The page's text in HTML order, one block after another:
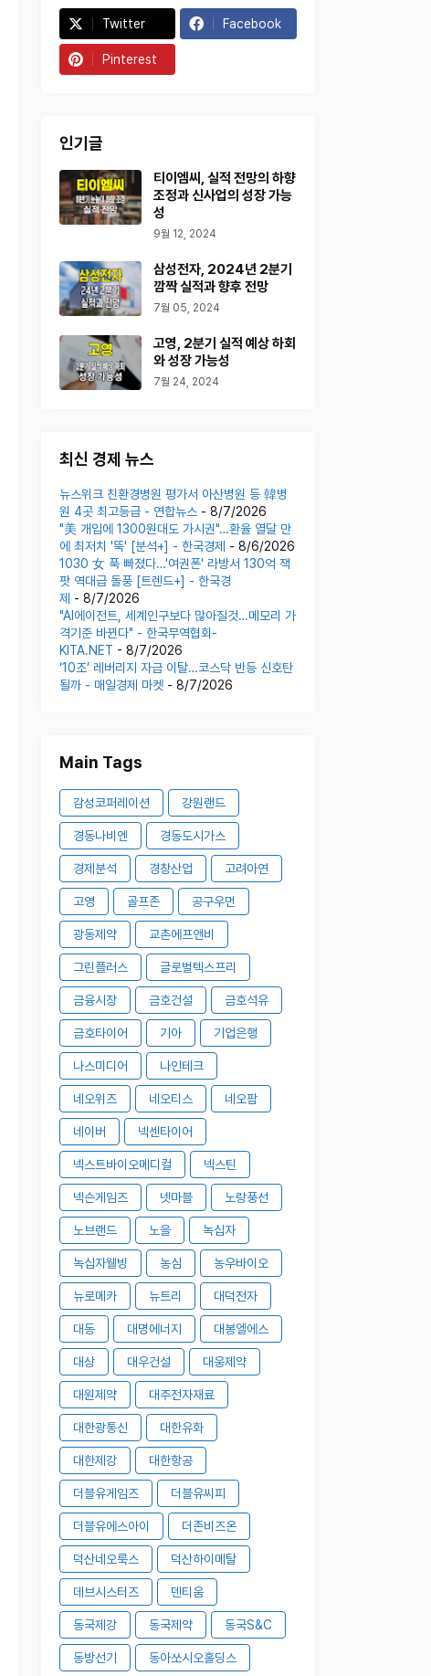
Twitter Facebook
Pinterest
인기글
티이엠씨, 실적 전망의 하향
조정과 신사업의 성장 가능
성
9월 12, 2024
삼성전자, 2024년 2분기
깜짝 실적과 향후 전망
7월 05, 2024
고영, 2분기 실적 예상 하회
와 성장 가능성
7월 24, 2024
최신 경제 뉴스
뉴스위크 친환경병원 평가서 아산병원 등 韓병
원 4곳 최고등급 - 연합뉴스- 8/7/2026
"美 개입에 1300원대도 가시권"…환율 열달 만
에 최저치 '뚝' [분석+] - 한국경제 - 8/6/2026
1030 女 푹 빠졌다…'여권폰' 라방서 130억 잭
팟 역대급 돌풍 [트렌드+] - 한국경
제 - 8/7/2026
"AI에이전트, 세계인구보다 많아질것…메모리 가
격기준 바뀐다" - 한국무역협회-
KITA.NET - 8/7/2026
‘10조’ 레버리지 자금 이탈…코스닥 반등 신호탄
될까 - 매일경제 마켓- 8/7/2026
Main Tags
감성코퍼레이션 강원랜드
경동나비엔 경동도시가스
경제분석 경창산업 고려아연
고영 골프존 공구우먼
광동제약 교촌에프앤비
그린플러스 글로벌텍스프리
금융시장 금호건설 금호석유
금호타이어 기아 기업은행
나스미디어 나인테크
네오위즈 네오티스 네오팜
네이버 넥센타이어
넥스트바이오메디컬 넥스틴
넥슨게임즈 넷마블 노랑풍선
노브랜드 노을 녹십자
녹십자웰빙 농심 농우바이오
뉴로메카 뉴트리 대덕전자
대동 대명에너지 대봉엘에스
대상 대우건설 대웅제약
대원제약 대주전자재료
대한광통신 대한유화
대한제강 대한항공
더블유게임즈 더블유씨피
더블유에스아이 더존비즈온
덕산네오룩스 덕산하이메탈
데브시스터즈 덴티움
동국제강 동국제약 동국S&C
동방선기 동아쏘시오홀딩스